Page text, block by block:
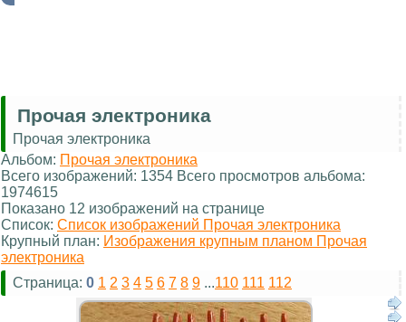
Прочая электроника
Прочая электроника
Альбом: Прочая электроника
Всего изображений: 1354 Всего просмотров альбома:
1974615
Показано 12 изображений на странице
Список: Список изображений Прочая электроника
Крупный план: Изображения крупным планом Прочая
электроника
Страница: 0 1 2 3 4 5 6 7 8 9 ...110 111 112